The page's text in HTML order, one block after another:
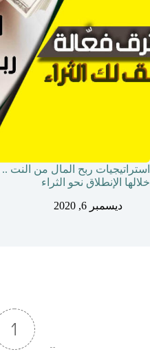
خلالها الإنطلاق نحو الثراء
ديسمبر 6, 2020
1